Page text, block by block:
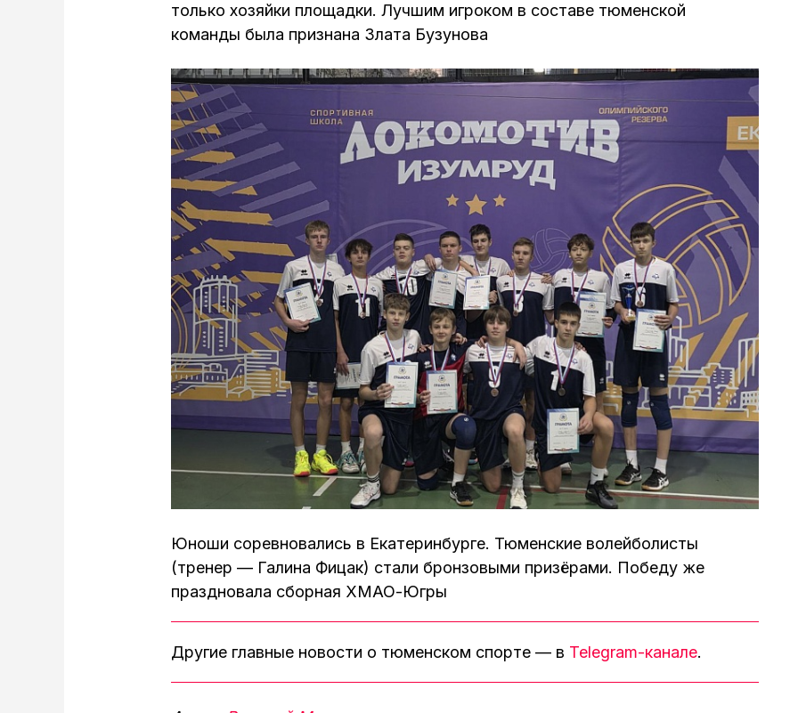
только хозяйки площадки. Лучшим игроком в составе тюменской
команды была признана Злата Бузунова
Юноши соревновались в Екатеринбурге. Тюменские волейболисты
(тренер — Галина Фицак) стали бронзовыми призёрами. Победу же
праздновала сборная ХМАО-Югры
Другие главные новости о тюменском спорте — в Telegram-канале.